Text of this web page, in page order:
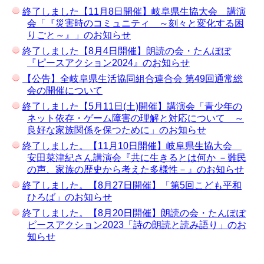
終了しました【11月8日開催】岐阜県生協大会 講演
会「『災害時のコミュニティ ～刻々と変化する困
りごと～』」のお知らせ
終了しました【8月4日開催】朗読の会・たんぽぽ
『ピースアクション2024』のお知らせ
【公告】全岐阜県生活協同組合連合会 第49回通常総
会の開催について
終了しました【5月11日(土)開催】講演会「青少年の
ネット依存・ゲーム障害の理解と対応について ～
良好な家族関係を保つために」のお知らせ
終了しました。【11月10日開催】岐阜県生協大会
安田菜津紀さん講演会『共に生きるとは何か －難民
の声、家族の歴史から考えた多様性－』のお知らせ
終了しました。【8月27日開催】「第5回こども平和
ひろば」のお知らせ
終了しました。【8月20日開催】朗読の会・たんぽぽ
ピースアクション2023「詩の朗読と読み語り」のお
知らせ